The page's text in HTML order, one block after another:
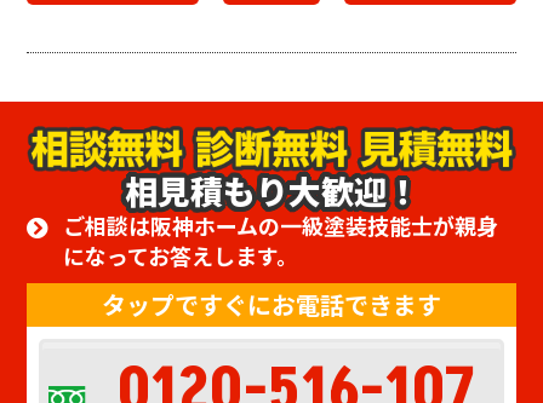
相見積もり大歓迎！
ご相談は阪神ホームの一級塗装技能士が親身
になってお答えします。
タップですぐにお電話できます